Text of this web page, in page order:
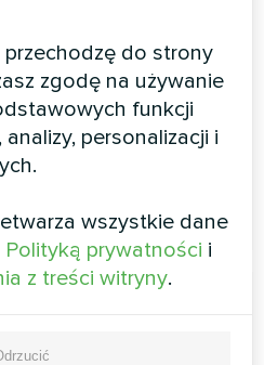
zarówno w funkcji
Pleat lub kieszeniowe oraz
Plug&Play.
powietrza:1200 ... 7500
przechodzę do strony
zgodę na używanie
funkcji
personalizacji i
wszystkie dane
Polityką prywatności i
z treści witryny.